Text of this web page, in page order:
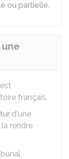
ou partielle.
français.
d'une
rendre